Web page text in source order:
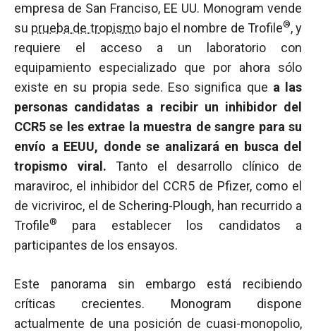
empresa de San Franciso, EE UU. Monogram vende
su prueba de tropismobajo el nombre de Trofile®, y
requiere el acceso a un laboratorio con
equipamiento especializado que por ahora sólo
existe en su propia sede. Eso significa que a las
personas candidatas a recibir un inhibidor del
CCR5 se les extrae la muestra de sangre para su
envío a EEUU, donde se analizará en busca del
tropismo viral. Tanto el desarrollo clínico de
maraviroc, el inhibidor del CCR5 de Pfizer, como el
de vicriviroc, el de Schering-Plough, han recurrido a
Trofile®
para establecer los candidatos a
participantes de los ensayos.
Este panorama sin embargo está recibiendo
críticas crecientes. Monogram dispone
actualmente de una posición de cuasi-monopolio,